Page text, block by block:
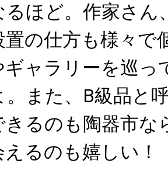
るほど。作家さん
置の仕方も様々で
ギャラリーを巡っ
。また、B級品と
きるのも陶器市な
るのも嬉しい！